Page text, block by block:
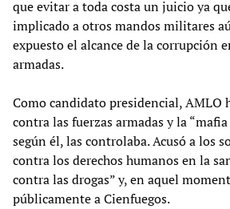
que evitar a toda costa un juicio ya
implicado a otros mandos militares
expuesto el alcance de la corrupción
armadas.
Como candidato presidencial, AMLO
contra las fuerzas armadas y la
según él, las controlaba. Acusó a los
contra los derechos humanos en la
contra las drogas” y, en aquel
públicamente a Cienfuegos.